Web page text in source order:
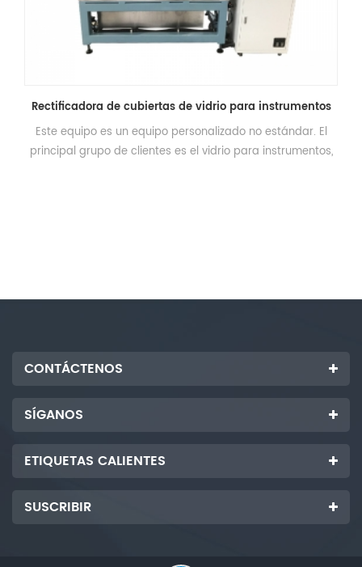
Rectificadora de cubiertas de vidrio para instrumentos
Este equipo es un equipo personalizado no estándar. El
principal grupo de clientes es el vidrio para instrumentos,
CONTÁCTENOS
SÍGANOS
ETIQUETAS CALIENTES
SUSCRIBIR